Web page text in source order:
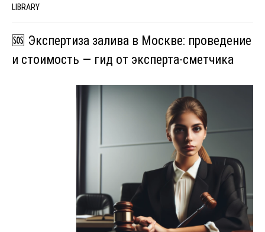
LIBRARY
🆘 Экспертиза залива в Москве: проведение
и стоимость — гид от эксперта-сметчика